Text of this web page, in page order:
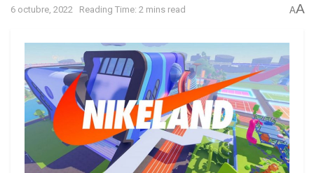
6 octubre, 2022 Reading Time: 2 mins read AA